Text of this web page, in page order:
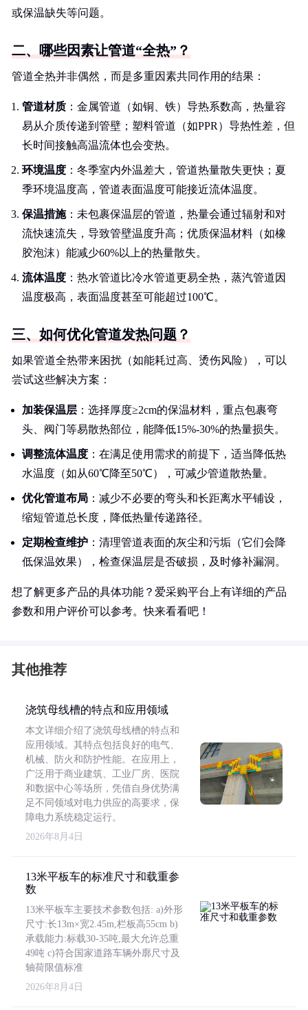
或保温缺失等问题。
二、哪些因素让管道“全热”？
管道全热并非偶然，而是多重因素共同作用的结果：
管道材质 ：金属管道（如铜、铁）导热系数高，热量容
易从介质传递到管壁；塑料管道（如PPR）导热性差，但
长时间接触高温流体也会变热。
环境温度 ：冬季室内外温差大，管道热量散失更快；夏
季环境温度高，管道表面温度可能接近流体温度。
保温措施：未包裹保温层的管道，热量会通过辐射和对
流快速流失，导致管壁温度升高；优质保温材料（如橡
胶泡沫）能减少60%以上的热量散失。
流体温度 ：热水管道比冷水管道更易全热，蒸汽管道因
温度极高，表面温度甚至可能超过100℃。
三、如何优化管道发热问题？
如果管道全热带来困扰（如能耗过高、烫伤风险），可以
尝试这些解决方案：
加装保温层 ：选择厚度≥2cm的保温材料，重点包裹弯
头、阀门等易散热部位，能降低15%-30%的热量损失。
调整流体温度 ：在满足使用需求的前提下，适当降低热
水温度（如从60℃降至50℃），可减少管道散热量。
优化管道布局 ：减少不必要的弯头和长距离水平铺设，
缩短管道总长度，降低热量传递路径。
定期检查维护 ：清理管道表面的灰尘和污垢（它们会降
低保温效果），检查保温层是否破损，及时修补漏洞。
想了解更多产品的具体功能？爱采购平台上有详细的产品
参数和用户评价可以参考。快来看看吧！
其他推荐
浇筑母线槽的特点和应用领域
本文详细介绍了浇筑母线槽的特点和
应用领域。其特点包括良好的电气、
机械、防火和防护性能。在应用上，
广泛用于商业建筑、工业厂房、医院
和数据中心等场所，凭借自身优势满
足不同领域对电力供应的高要求，保
障电力系统稳定运行。
2026年8月4日
13米平板车的标准尺寸和载重参
数
13米平板车主要技术参数包括: a)外形
尺寸:长13m×宽2.45m,栏板高55cm b)
承载能力:标载30-35吨,最大允许总重
49吨 c)符合国家道路车辆外廓尺寸及
轴荷限值标准
2026年8月4日